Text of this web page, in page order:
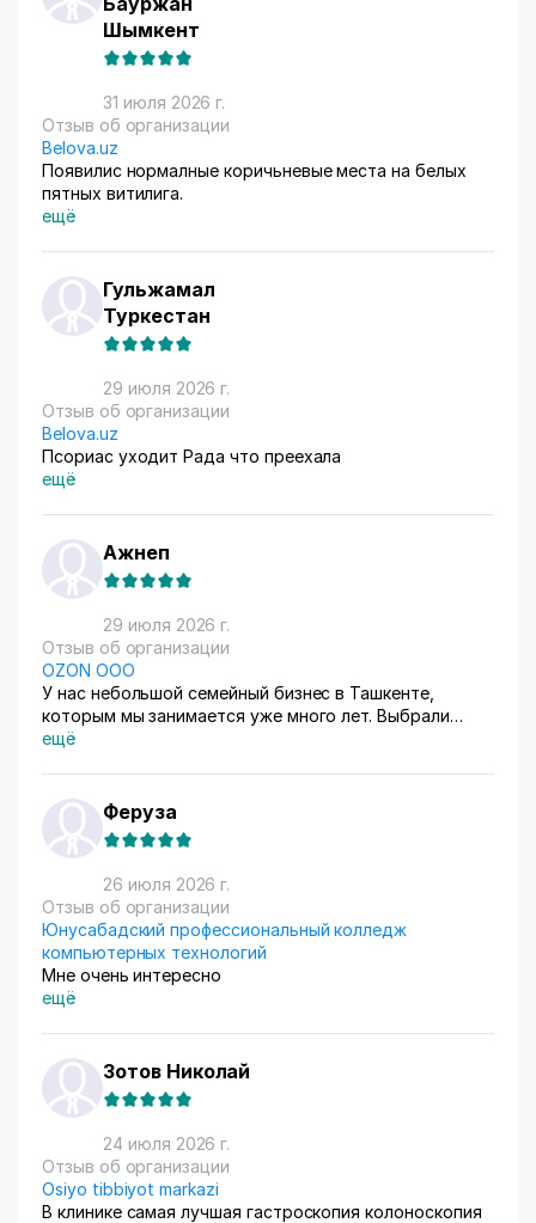
Шымкент
31 июля 2026 г.
Отзыв об организации
Belova.uz
Появилис нормалные коричьневые места на белых
пятных витилига.
ещё
Гульжамал
Туркестан
29 июля 2026 г.
Отзыв об организации
Belova.uz
Псориас уходит Рада что преехала
ещё
Ажнеп
29 июля 2026 г.
Отзыв об организации
OZON ООО
У нас небольшой семейный бизнес в Ташкенте,
которым мы занимается уже много лет. Выбрали
схему ФБС, для нашего Узбекистана это пока
приема. Покупатели из рахных стран берут, из
России особенно много, узбекский хлопок там
любят) За продажами следим через приложение, оно
очень помогает все контролировать, да и удобное
само по себе
ещё
Феруза
26 июля 2026 г.
Отзыв об организации
Юнусабадский профессиональный колледж
компьютерных технологий
Мне очень интересно
ещё
Зотов Николай
24 июля 2026 г.
Отзыв об организации
Osiyo tibbiyot markazi
В клинике самая лучшая гастроскопия колоноскопия